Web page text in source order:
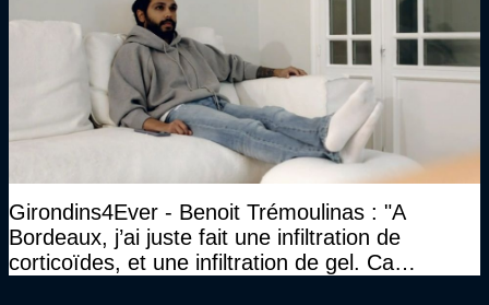
Girondins4Ever - Benoit Trémoulinas : "A
Bordeaux, j’ai juste fait une infiltration de
corticoïdes, et une infiltration de gel. Ca